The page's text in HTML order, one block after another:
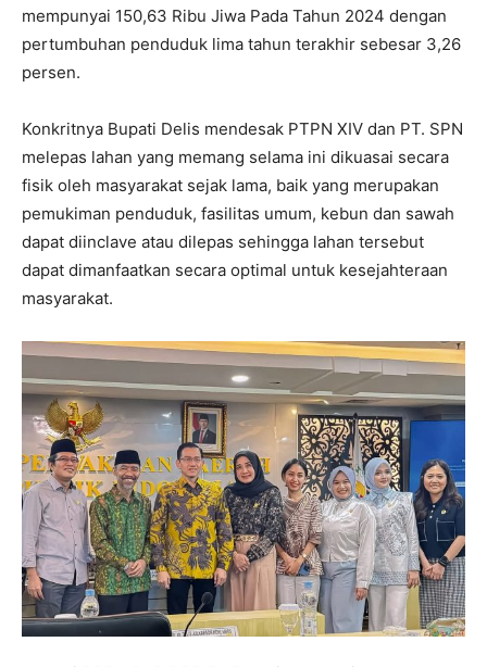
mempunyai 150,63 Ribu Jiwa Pada Tahun 2024 dengan
pertumbuhan penduduk lima tahun terakhir sebesar 3,26
persen.
Konkritnya Bupati Delis mendesak PTPN XIV dan PT. SPN
melepas lahan yang memang selama ini dikuasai secara
fisik oleh masyarakat sejak lama, baik yang merupakan
pemukiman penduduk, fasilitas umum, kebun dan sawah
dapat diinclave atau dilepas sehingga lahan tersebut
dapat dimanfaatkan secara optimal untuk kesejahteraan
masyarakat.